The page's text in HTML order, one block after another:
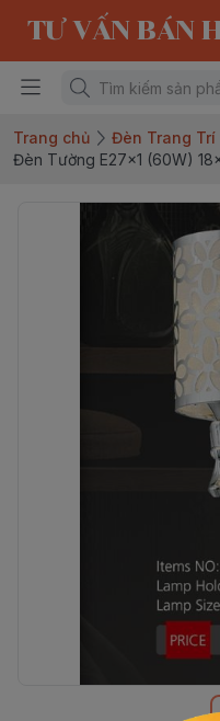
TƯ VẤN BÁN
Trang chủ
Đèn Trang Trí
Đèn Tường E27x1 (60W)